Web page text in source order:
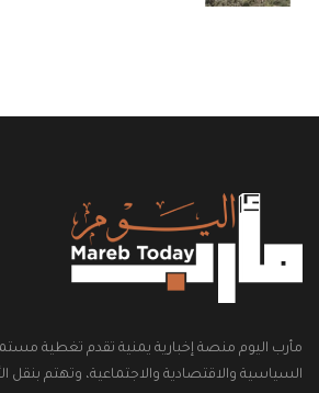
مأرب اليوم منصة إخبارية يمنية تقدم تغطية
السياسية والاقتصادية والاجتماعية، وتهتم بنقل